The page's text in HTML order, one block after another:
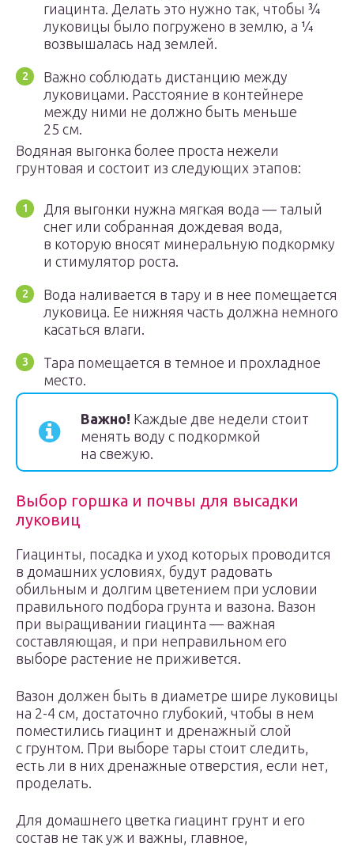
гиацинта. Делать это нужно так, чтобы ¾
луковицы было погружено в землю, а ¼
возвышалась над землей.
Важно соблюдать дистанцию между
луковицами. Расстояние в контейнере
между ними не должно быть меньше
25 см.
Водяная выгонка более проста нежели
грунтовая и состоит из следующих этапов:
Для выгонки нужна мягкая вода — талый
снег или собранная дождевая вода,
в которую вносят минеральную подкормку
и стимулятор роста.
Вода наливается в тару и в нее помещается
луковица. Ее нижняя часть должна немного
касаться влаги.
Тара помещается в темное и прохладное
место.
Важно! Каждые две недели стоит
менять воду с подкормкой
на свежую.
Выбор горшка и почвы для высадки
луковиц
Гиацинты, посадка и уход которых проводится
в домашних условиях, будут радовать
обильным и долгим цветением при условии
правильного подбора грунта и вазона. Вазон
при выращивании гиацинта — важная
составляющая, и при неправильном его
выборе растение не приживется.
Вазон должен быть в диаметре шире луковицы
на 2-4 см, достаточно глубокий, чтобы в нем
поместились гиацинт и дренажный слой
с грунтом. При выборе тары стоит следить,
есть ли в них дренажные отверстия, если нет,
проделать.
Для домашнего цветка гиацинт грунт и его
состав не так уж и важны, главное,